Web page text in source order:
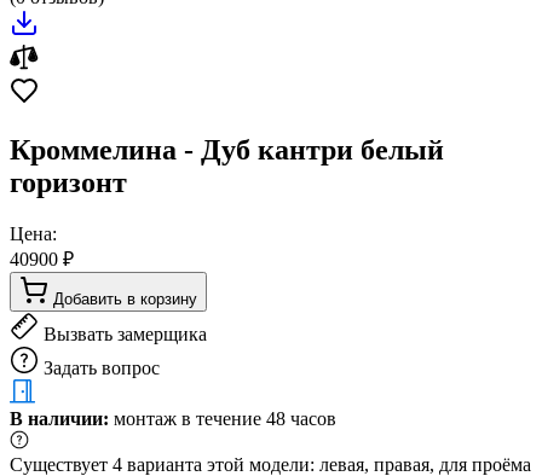
Кроммелина - Дуб кантри белый
горизонт
Цена:
40900 ₽
Добавить в корзину
Вызвать замерщика
Задать вопрос
В наличии: монтаж в течение 48 часов
Существует 4 варианта этой модели: левая, правая, для проёма